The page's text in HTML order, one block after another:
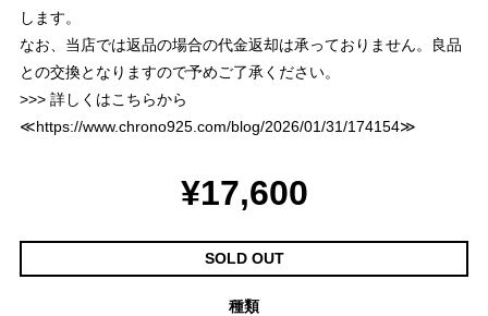
します。
なお、当店では返品の場合の代金返却は承っておりません。良品
との交換となりますので予めご了承ください。
>>> 詳しくはこちらから
≪https://www.chrono925.com/blog/2026/01/31/174154≫
¥17,600
SOLD OUT
種類